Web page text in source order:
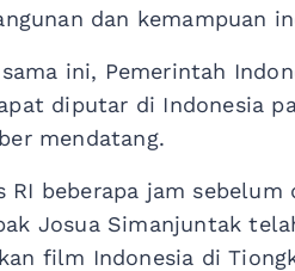
dan kemampuan
ini, Pemerintah
diputar di Indonesia
mendatang.
RI beberapa jam
Josua Simanjuntak
film Indonesia di